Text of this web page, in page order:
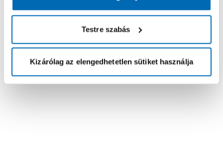
Testre szabás
Kizárólag az elengedhetetlen sütiket használja